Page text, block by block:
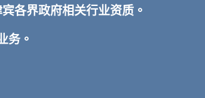
各界政府相关行业资质。
务。